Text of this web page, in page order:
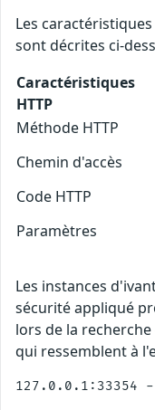
Les
sont décrites ci-
Caractéristiques
HTTP
Méthode HTTP
Chemin d'accès
Code HTTP
Paramètres
Les instances
sécurité appliqué
lors de la
qui ressemblent à